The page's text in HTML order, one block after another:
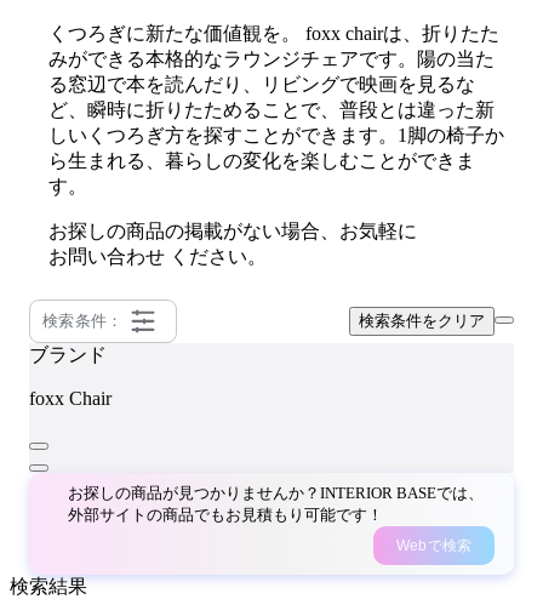
くつろぎに新たな価値観を。 foxx chairは、折りたた
みができる本格的なラウンジチェアです。陽の当た
る窓辺で本を読んだり、リビングで映画を見るな
ど、瞬時に折りたためることで、普段とは違った新
しいくつろぎ方を探すことができます。1脚の椅子か
ら生まれる、暮らしの変化を楽しむことができま
す。
お探しの商品の掲載がない場合、お気軽に
お問い合わせ ください。
検索条件： 検索条件をクリア
ブランド
foxx Chair
お探しの商品が見つかりませんか？INTERIOR BASEでは、
外部サイトの商品でもお見積もり可能です！
Webで検索
検索結果